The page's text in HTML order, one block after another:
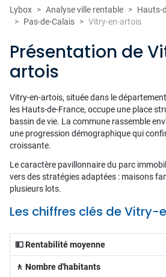
Lybox Analyse ville rentable
Hauts-
Pas-de-Calais
Vitry-en-artois
Présentation de
artois
Vitry-en-artois, située dans le
les Hauts-de-France, occupe une place
bassin de vie. La commune rassemble
une progression démographique qui
croissante.
Le caractère pavillonnaire du parc
vers des stratégies adaptées : maisons
plusieurs lots.
Les chiffres clés de
💵 Rentabilité moyenne
🚶 Nombre d'habitants